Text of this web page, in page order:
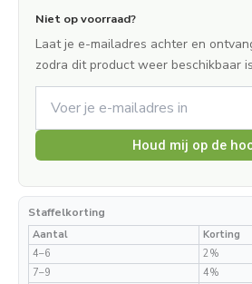
Niet op voorraad?
Laat je e-mailadres achter en
zodra dit product weer beschikbaar
Houd mij op de
Staffelkorting
Aantal
Korting
4–6
2%
7–9
4%